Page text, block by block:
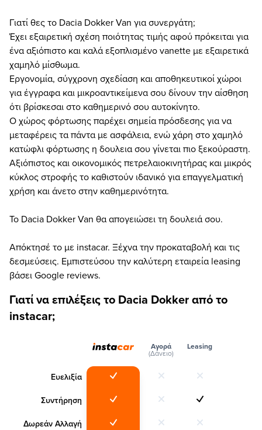
Γιατί θες το Dacia Dokker Van για συνεργάτη;
Έχει εξαιρετική σχέση ποιότητας τιμής αφού πρόκειται για
ένα αξιόπιστο και καλά εξοπλισμένο vanette με εξαιρετικά
χαμηλό μίσθωμα.
Εργονομία, σύγχρονη σχεδίαση και αποθηκευτικοί χώροι
για έγγραφα και μικροαντικείμενα σου δίνουν την αίσθηση
ότι βρίσκεσαι στο καθημερινό σου αυτοκίνητο.
Ο χώρος φόρτωσης παρέχει σημεία πρόσδεσης για να
μεταφέρεις τα πάντα με ασφάλεια, ενώ χάρη στο χαμηλό
κατώφλι φόρτωσης η δουλεια σου γίνεται πιο ξεκούραστη.
Αξιόπιστος και οικονομικός πετρελαιοκινητήρας και μικρός
κύκλος στροφής το καθιστούν ιδανικό για επαγγελματική
χρήση και άνετο στην καθημερινότητα.
Το Dacia Dokker Van θα απογειώσει τη δουλειά σου.
Απόκτησέ το με instacar. Ξέχνα την προκαταβολή και τις
δεσμεύσεις. Εμπιστεύσου την καλύτερη εταιρεία leasing
βάσει Google reviews.
Γιατί να επιλέξεις το Dacia Dokker από το
instacar;
Ευελιξία
Συντήρηση
Δωρεάν Αλλαγή
Αγορά
(Δάνειο)
Leasing